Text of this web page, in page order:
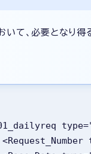
いて、必要となり